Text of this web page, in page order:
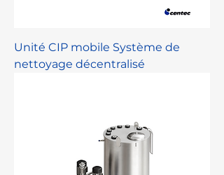
Unité CIP mobile Système de
nettoyage décentralisé